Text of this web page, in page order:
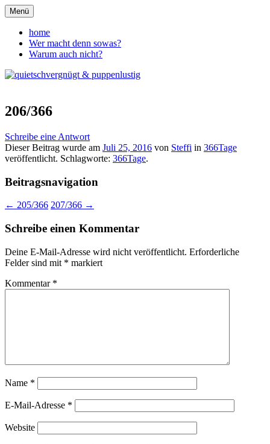
Zum
Inhalt
springen
quietschvergnügt &
puppenlustig
Menü
home
Wer macht denn sowas?
Warum auch nicht?
206/366
Schreibe eine Antwort
Dieser Beitrag wurde am Juli 25, 2016 von Steffi in 366Tage
veröffentlicht. Schlagworte: 366Tage.
Beitragsnavigation
← 205/366 207/366 →
Schreibe einen Kommentar
Deine E-Mail-Adresse wird nicht veröffentlicht. Erforderliche
Felder sind mit * markiert
Kommentar *
Name *
E-Mail-Adresse *
Website